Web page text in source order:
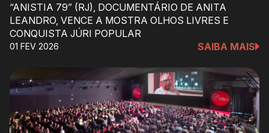
“ANISTIA 79” (RJ), DOCUMENTÁRIO DE ANITA
LEANDRO, VENCE A MOSTRA OLHOS LIVRES E
CONQUISTA JÚRI POPULAR
01 FEV 2026 SAIBA MAIS